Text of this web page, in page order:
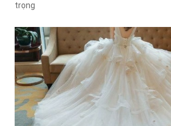
trọng